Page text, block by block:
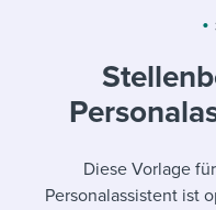
Diese Vorlage
Personalassistent ist